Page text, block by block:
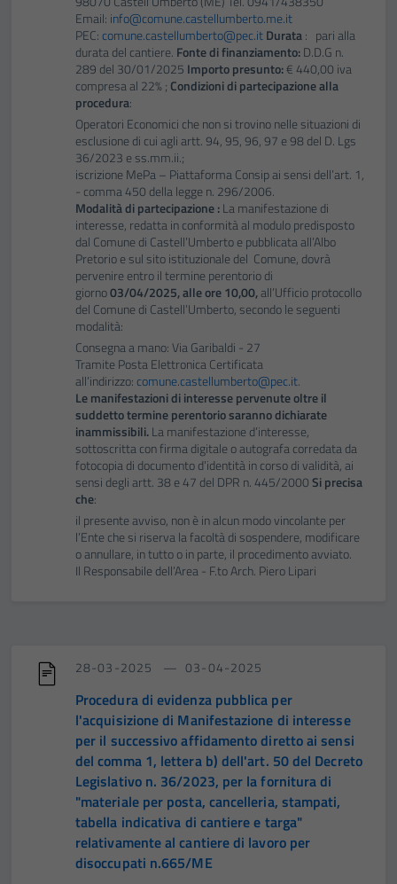
Email: info@comune.castellumberto.me.it
PEC:comune.castellumberto@pec.itDurata: pari alla
durata del cantiere. Fonte di finanziamento:D.D.G n.
289 del 30/01/2025 Importo presunto:€ 440,00 iva
compresa al 22% ; Condizioni di partecipazione alla
procedura:
Operatori Economici che non si trovino nelle situazioni di
esclusione di cui agli artt. 94, 95, 96, 97 e 98 del D. Lgs
36/2023 e ss.mm.ii.;
iscrizione MePa – Piattaforma Consip ai sensi dell’art. 1,
- comma 450 della legge n. 296/2006.
Modalità di partecipazione :La manifestazione di
interesse, redatta in conformità al modulo predisposto
dal Comune di Castell’Umberto e pubblicata all’Albo
Pretorio e sul sito istituzionale del Comune, dovrà
pervenire entro il termine perentorio di
giorno03/04/2025, alle ore 10,00,all’Ufficio protocollo
del Comune di Castell’Umberto, secondo le seguenti
modalità:
Consegna a mano: Via Garibaldi - 27
Tramite Posta Elettronica Certificata
all’indirizzo:comune.castellumberto@pec.it.
Le manifestazioni di interesse pervenute oltre il
suddetto termine perentorio saranno dichiarate
inammissibili.La manifestazione d’interesse,
sottoscritta con firma digitale o autografa corredata da
fotocopia di documento d’identità in corso di validità, ai
sensi degli artt. 38 e 47 del DPR n. 445/2000Si precisa
che:
il presente avviso, non è in alcun modo vincolante per
l’Ente che si riserva la facoltà di sospendere, modificare
o annullare, in tutto o in parte, il procedimento avviato.
Il Responsabile dell’Area - F.to Arch. Piero Lipari
28-03-2025 03-04-2025
Procedura di evidenza pubblica per
l'acquisizione di Manifestazione di interesse
per il successivo affidamento diretto ai sensi
del comma 1, lettera b) dell'art. 50 del Decreto
Legislativo n. 36/2023, per la fornitura di
"materiale per posta, cancelleria, stampati,
tabella indicativa di cantiere e targa"
relativamente al cantiere di lavoro per
disoccupati n.665/ME
disabilitati.
Questi cookie
non raccolgono
informazioni